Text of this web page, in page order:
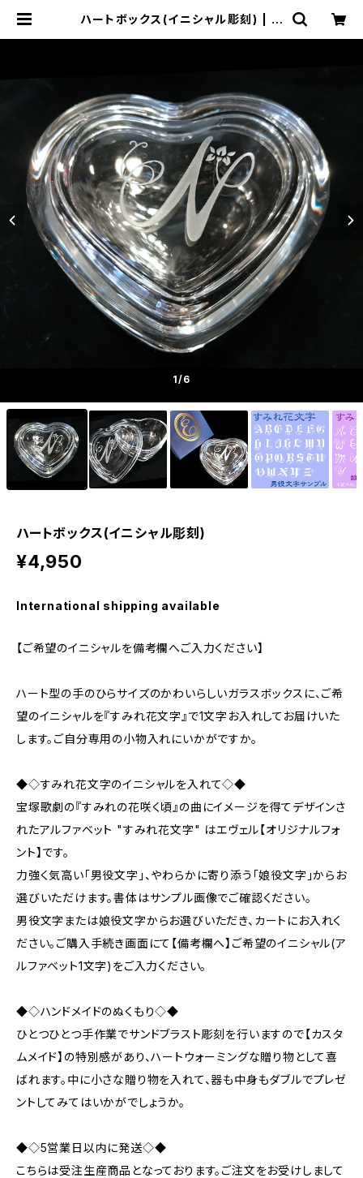
ハートボックス(イニシャル彫刻) | ガ
1/6
ハートボックス(イニシャル彫刻)
¥4,950
International shipping available
【ご希望のイニシャルを備考欄へご入力ください】
ハート型の手のひらサイズのかわいらしいガラスボックスに、ご希
望のイニシャルを『すみれ花文字』で1文字お入れしてお届けいた
します。ご自分専用の小物入れにいかがですか。
◆◇すみれ花文字のイニシャルを入れて◇◆
宝塚歌劇の『すみれの花咲く頃』の曲にイメージを得てデザインさ
れたアルファベット "すみれ花文字" はエヴェル【オリジナルフォ
ント】です。
力強く気高い「男役文字」、やわらかに寄り添う「娘役文字」からお
選びいただけます。書体はサンプル画像でご確認ください。
男役文字または娘役文字からお選びいただき、カートにお入れく
ださい。ご購入手続き画面にて【備考欄へ】ご希望のイニシャル(ア
ルファベット1文字)をご入力ください。
◆◇ハンドメイドのぬくもり◇◆
ひとつひとつ手作業でサンドブラスト彫刻を行いますので【カスタ
ムメイド】の特別感があり、ハートウォーミングな贈り物として喜
ばれます。中に小さな贈り物を入れて、器も中身もダブルでプレゼ
ントしてみてはいかがでしょうか。
◆◇5営業日以内に発送◇◆
こちらは受注生産商品となっております。ご注文をお受けしまして